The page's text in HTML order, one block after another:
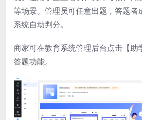
等场景。管理员可任意出题，答题者
系统自动判分。
商家可在教育系统管理后台点击【助
答题功能。